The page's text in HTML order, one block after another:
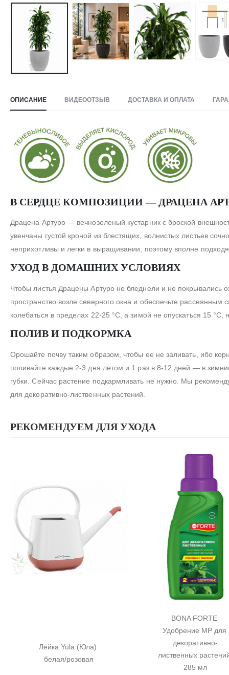
ОПИСАНИЕ ВИДЕООТЗЫВ ДОСТАВКА И ОПЛАТА
В СЕРДЦЕ КОМПОЗИЦИИ — ДРАЦЕНА
Драцена Артуро — вечнозеленый кустарник с броской
увенчаны густой кроной из блестящих, волнистых листьев
неприхотливы и легки в выращивании, поэтому вполне
УХОД В ДОМАШНИХ УСЛОВИЯХ
Чтобы листья Драцены Артуро не бледнели и не
пространство возле северного окна и обеспечьте
колебаться в пределах 22-25 °С, а зимой не опускаться 15 °С,
ПОЛИВ И ПОДКОРМКА
Орошайте почву таким образом, чтобы ее не заливать, ибо
поливайте каждые 2-3 дня летом и 1 раз в 8-12 дней — в
губки. Сейчас растение подкармливать не нужно. Мы
для декоративно-лиственных растений.
РЕКОМЕНДУЕМ ДЛЯ УХОДА
Лейка Yula (Юла)
белая/розовая
BONA FORTE
Удобрение MP для
декоративно-
лиственных
285 мл